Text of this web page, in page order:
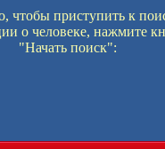
чтобы приступить к
о человеке, нажмите
"Начать поиск":